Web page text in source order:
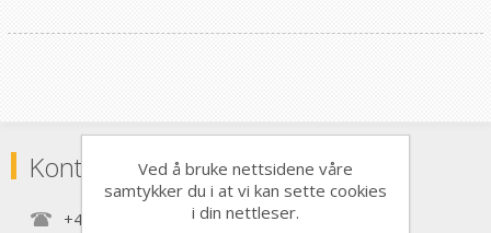
Kontaktinformasjon
+47 22 30 40 70
Ved å bruke nettsidene våre
samtykker du i at vi kan sette cookies
i din nettleser.